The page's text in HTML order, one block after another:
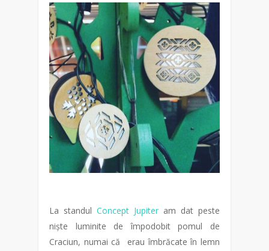
La standul Concept Jupiter am dat peste
niște luminite de împodobit pomul de
Craciun, numai că erau îmbrăcate în lemn